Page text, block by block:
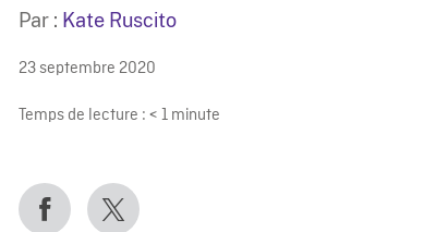
Par : Kate Ruscito
23 septembre 2020
Temps de lecture : < 1 minute